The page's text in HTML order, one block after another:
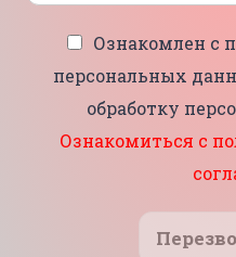
Ознакомлен с
персональных
обработку
Ознакомиться с